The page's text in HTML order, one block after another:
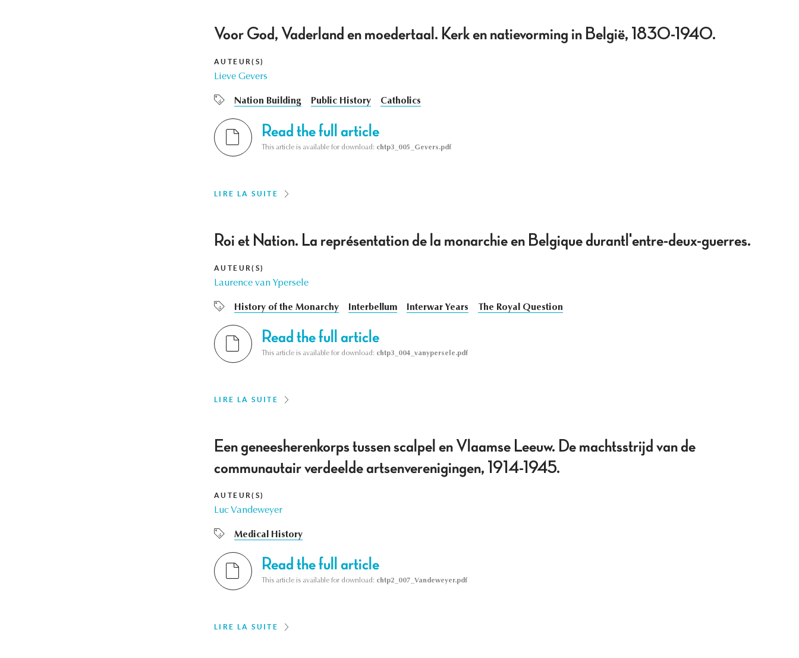
Voor God, Vaderland en moedertaal. Kerk en natievorming in België, 1830-1940.
AUTEUR(S)
Lieve Gevers
Nation Building Public History Catholics
Read the full article
This article is available for download: chtp3_005_Gevers.pdf
LIRE LA SUITE
Roi et Nation. La représentation de la monarchie en Belgique durantl'entre-deux-guerres.
AUTEUR(S)
Laurence van Ypersele
History of the Monarchy Interbellum Interwar Years The Royal Question
Read the full article
This article is available for download: chtp3_004_vanypersele.pdf
LIRE LA SUITE
Een geneesherenkorps tussen scalpel en Vlaamse Leeuw. De machtsstrijd van de
communautair verdeelde artsenverenigingen, 1914-1945.
AUTEUR(S)
Luc Vandeweyer
Medical History
Read the full article
This article is available for download: chtp2_007_Vandeweyer.pdf
LIRE LA SUITE